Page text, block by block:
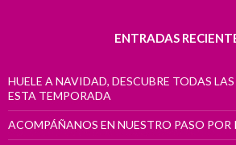
ENTRADAS
HUELE A NAVIDAD, DESCUBRE TODAS
ESTA TEMPORADA
ACOMPÁÑANOS EN NUESTRO PASO POR